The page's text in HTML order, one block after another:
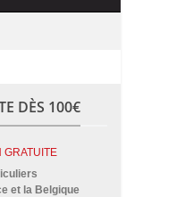
DÈS 100€
GRATUITE
et la Belgique